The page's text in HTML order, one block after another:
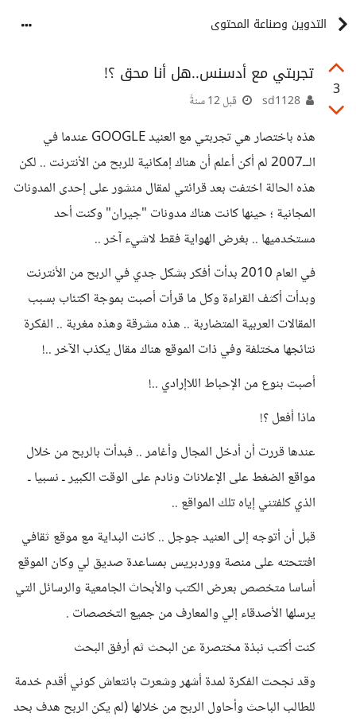
التدوين وصناعة المحتوى
3
تجربتي مع أدسنس..هل أنا محق ؟!
قبل 12 سنةً
هذه باختصار هي تجربتي مع العنيد GOOGLE عندما في
الــ2007 لم أكن أعلم أن هناك إمكانية للربح من الأنترنت .. لكن
هذه الحالة اختفت بعد قرائتي لمقال منشور على إحدى المدونات
المجانية ؛ حينها كانت هناك مدونات "جيران" وكنت أحد
مستخدميها .. بغرض الهواية فقط لاشيء آخر ..
في العام 2010 بدأت أفكر بشكل جدي في الربح من الأنترنت
وبدأت أكثف القراءة وكل ما قرأت أصبت بموجة اكتئاب بسبب
المقالات العربية المتضاربة .. هذه مشرقة وهذه مغربة .. الفكرة
نتائجها مختلفة وفي ذات الموقع هناك مقال يكذب الآخر ..!
أصبت بنوع من الإحباط اللاإرادي ..!
ماذا أفعل ؟!
عندها قررت أن أدخل المجال وأغامر .. فبدأت بالربح من خلال
مواقع الضغط على الإعلانات ونادم على الوقت الكبير ـ نسبيا ـ
الذي كلفتني إياه تلك المواقع ..
قبل أن أتوجه إلى العنيد جوجل .. كانت البداية مع موقع ثقافي
افتتحته على منصة ووردبريس بمساعدة صديق لي وكان الموقع
أساسا متخصص بعرض الكتب والأبحاث الجامعية والرسائل التي
يرسلها الأصدقاء إلي والمعارف من جميع التخصصات .
كنت أكتب نبذة مختصرة عن البحث ثم أرفق البحث
وقد نجحت الفكرة لمدة أشهر وشعرت بانتعاش كوني أقدم خدمة
للطالب الباحث وأحاول الربح من خلالها (لم يكن الربح هدف بحد